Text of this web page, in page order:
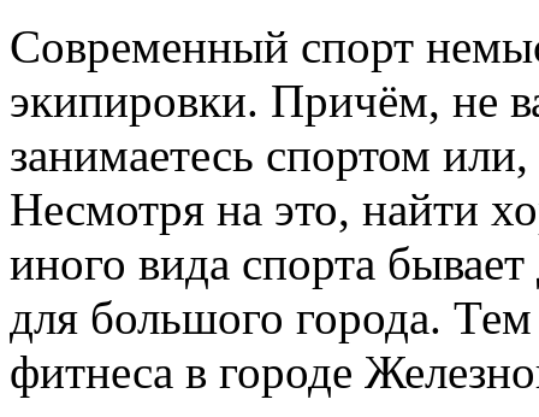
Современный спорт
экипировки. Причём, не
занимаетесь спортом
Несмотря на это, найти
иного вида спорта
для большого города.
фитнеса в городе